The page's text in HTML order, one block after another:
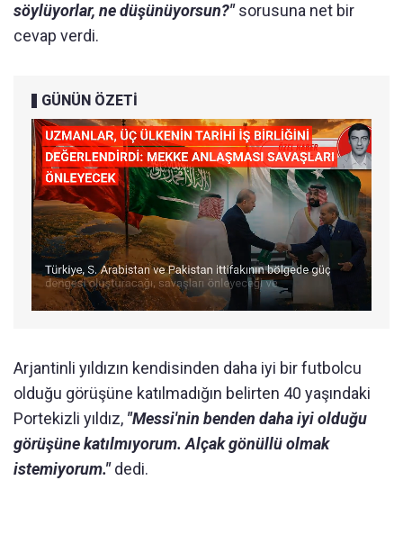
söylüyorlar, ne düşünüyorsun?"sorusuna net bir
cevap verdi.
GÜNÜN ÖZETİ
Arjantinli yıldızın kendisinden daha iyi bir futbolcu
olduğu görüşüne katılmadığın belirten 40 yaşındaki
Portekizli yıldız, "Messi'nin benden daha iyi olduğu
görüşüne katılmıyorum. Alçak gönüllü olmak
istemiyorum."dedi.